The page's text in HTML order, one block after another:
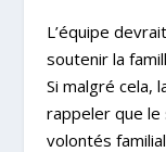
L’équipe
soutenir la
Si malgré cela,
rappeler que
volontés